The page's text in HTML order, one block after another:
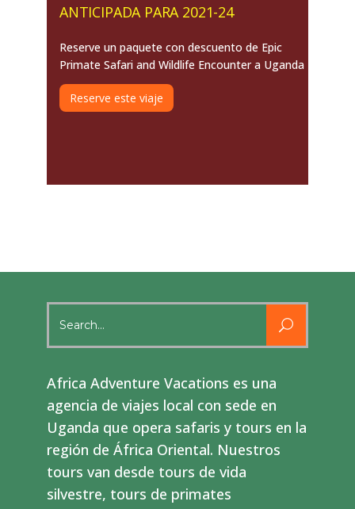
ANTICIPADA PARA 2021-24
Reserve un paquete con descuento de Epic
Primate Safari and Wildlife Encounter a Uganda
Reserve este viaje
for:
Africa Adventure Vacations es una
agencia de viajes local con sede en
Uganda que opera safaris y tours en la
región de África Oriental. Nuestros
tours van desde tours de vida
silvestre, tours de primates